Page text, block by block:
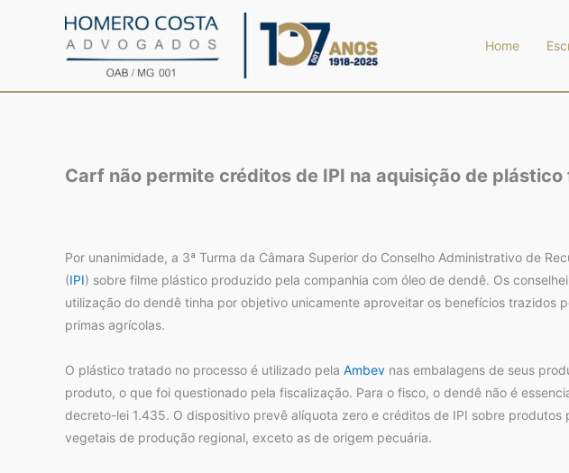
Home
Carf não permite créditos de IPI na aquisição de
Por unanimidade, a 3ª Turma da Câmara Superior do Conselho Administrativo de
(IPI) sobre filme plástico produzido pela companhia com óleo de dendê. Os
utilização do dendê tinha por objetivo unicamente aproveitar os benefícios
primas agrícolas.
O plástico tratado no processo é utilizado pela Ambev nas embalagens de seus
produto, o que foi questionado pela fiscalização. Para o fisco, o dendê não é
decreto-lei 1.435. O dispositivo prevê alíquota zero e créditos de IPI sobre
vegetais de produção regional, exceto as de origem pecuária.